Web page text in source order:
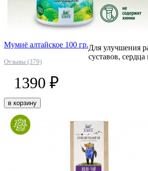
Мумиё алтайское 100 гр.
Отзывы (379)
Для улучшения
суставов, сердца
1390 ₽
в корзину